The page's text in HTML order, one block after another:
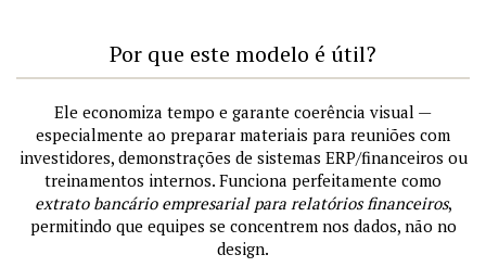
Por que este modelo é útil?
Ele economiza tempo e garante coerência visual —
especialmente ao preparar materiais para reuniões com
investidores, demonstrações de sistemas ERP/financeiros ou
treinamentos internos. Funciona perfeitamente como
extrato bancário empresarial para relatórios financeiros,
permitindo que equipes se concentrem nos dados, não no
design.